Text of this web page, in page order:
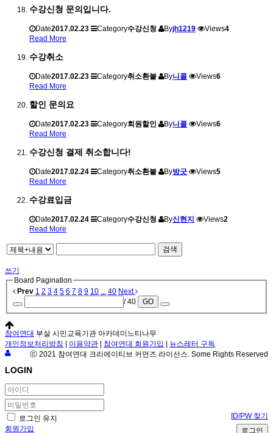
수강신청 문의입니다.
Date2017.02.23 Category수강신청 Byjh1219 Views4
Read More
수강취소
Date2017.02.23 Category취소환불 By니콜 Views6
Read More
할인 문의요
Date2017.02.23 Category회원할인 By니콜 Views6
Read More
수강신청 결제 취소합니다!
Date2017.02.24 Category취소환불 By방긋 Views5
Read More
수강료입금
Date2017.02.24 Category수강신청 By신현지 Views2
Read More
검색
쓰기
Board Pagination
Prev 1 2 3 4 5 6 7 8 9 10 ... 40 Next
/ 40
GO
참여연대 부설 시민교육기관 아카데미느티나무
개인정보처리방침 | 이용약관 | 참여연대 회원가입 | 뉴스레터 구독
ⓒ 2021 참여연대 크리에이티브 커먼즈 라이선스. Some Rights Reserved
LOGIN
로그인 유지
ID/PW 찾기
회원가입
로그인